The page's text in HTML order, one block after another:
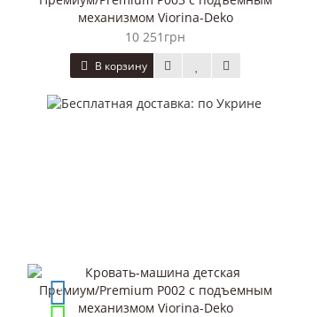
механизмом Viorina-Deko
10 251грн
В корзину